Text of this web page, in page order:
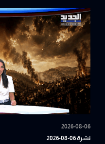
2026-08-06
نشرة 06-08-2026